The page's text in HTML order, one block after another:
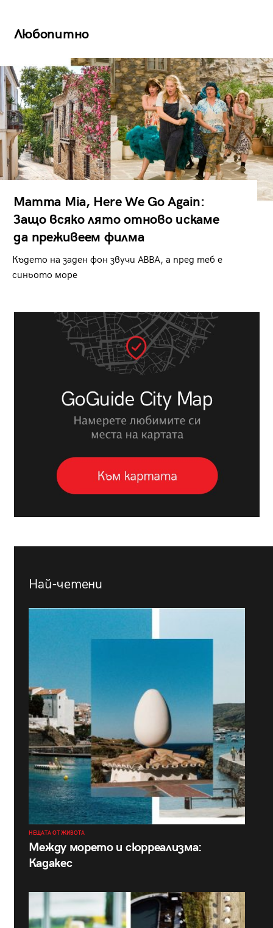
Любопитно
Mamma Mia, Here We Go Again:
Защо всяко лято отново искаме
да преживеем филма
Където на заден фон звучи ABBA, а пред теб е
синьото море
Най-четени
НЕЩАТА ОТ ЖИВОТА
Между морето и сюрреализма:
Кадакес